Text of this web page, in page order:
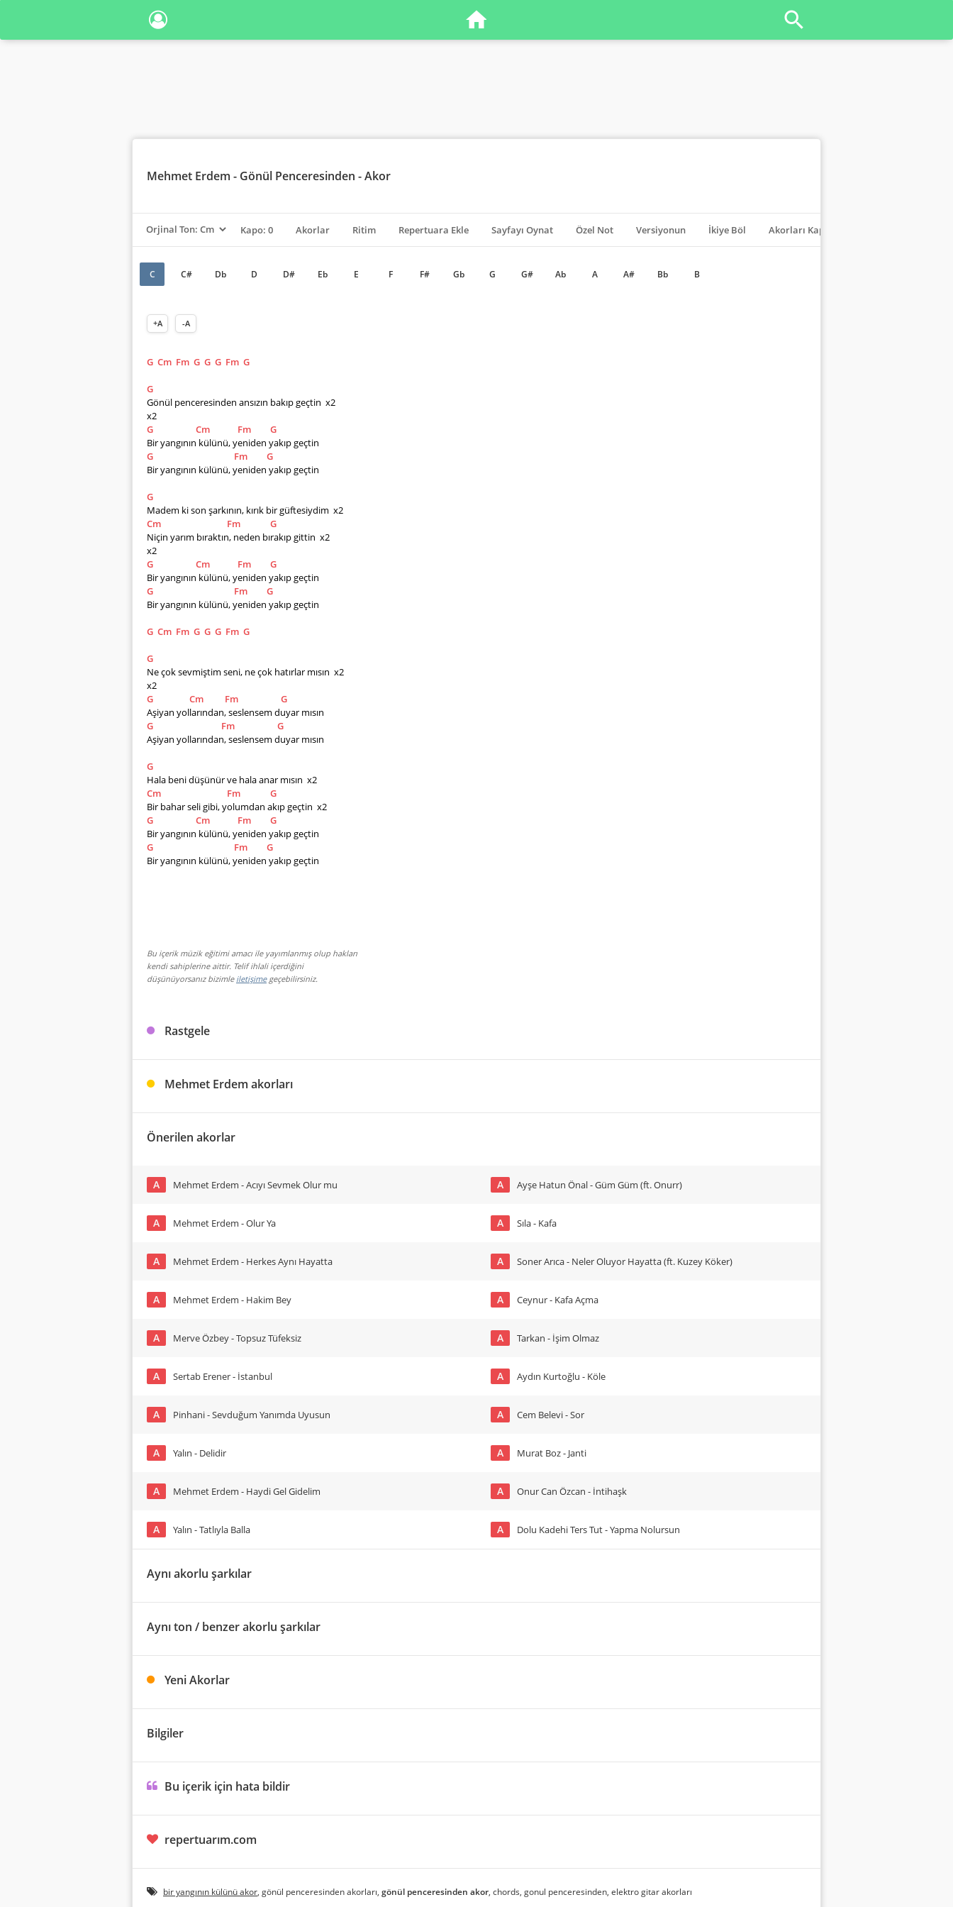
Mehmet Erdem - Gönül Penceresinden - Akor
Kapo: 0 Akorlar Ritim Repertuara Ekle Sayfayı Oynat Özel Not Versiyonun İkiye Böl Akorları Kapat
C C# Db D D# Eb E F F# Gb G G# Ab A A# Bb B
+A -A
G Cm Fm G G G Fm G
G
Gönül penceresinden ansızın bakıp geçtin  x2
x2
G
Cm Fm
G
Bir yangının külünü, yeniden yakıp geçtin
G
Fm
G
Bir yangının külünü, yeniden yakıp geçtin
G
Madem ki son şarkının, kırık bir güftesiydim  x2
Cm
Fm
G
Niçin yarım bıraktın, neden bırakıp gittin  x2
x2
G
Cm Fm
G
Bir yangının külünü, yeniden yakıp geçtin
G
Fm
G
Bir yangının külünü, yeniden yakıp geçtin
G Cm Fm G G G Fm G
G
Ne çok sevmiştim seni, ne çok hatırlar mısın  x2
x2
G
Cm Fm
G
Aşiyan yollarından, seslensem duyar mısın
G
Fm
G
Aşiyan yollarından, seslensem duyar mısın
G
Hala beni düşünür ve hala anar mısın  x2
Cm
Fm
G
Bir bahar seli gibi, yolumdan akıp geçtin  x2
G
Cm Fm
G
Bir yangının külünü, yeniden yakıp geçtin
G
Fm
G
Bir yangının külünü, yeniden yakıp geçtin
Bu içerik müzik eğitimi amacı ile yayımlanmış olup hakları
kendi sahiplerine aittir. Telif ihlali içerdiğini
düşünüyorsanız bizimle iletişimegeçebilirsiniz.
Rastgele
Mehmet Erdem akorları
Önerilen akorlar
A Mehmet Erdem - Acıyı Sevmek Olur mu
A Mehmet Erdem - Olur Ya
A Mehmet Erdem - Herkes Aynı Hayatta
A Mehmet Erdem - Hakim Bey
A Merve Özbey - Topsuz Tüfeksiz
A Sertab Erener - İstanbul
A Pinhani - Sevduğum Yanımda Uyusun
A Yalın - Delidir
A Mehmet Erdem - Haydi Gel Gidelim
A Yalın - Tatlıyla Balla
A Ayşe Hatun Önal - Güm Güm (ft. Onurr)
A Sıla - Kafa
A Soner Arıca - Neler Oluyor Hayatta (ft. Kuzey Köker)
A Ceynur - Kafa Açma
A Tarkan - İşim Olmaz
A Aydın Kurtoğlu - Köle
A Cem Belevi - Sor
A Murat Boz - Janti
A Onur Can Özcan - İntihaşk
A Dolu Kadehi Ters Tut - Yapma Nolursun
Aynı akorlu şarkılar
Aynı ton / benzer akorlu şarkılar
Yeni Akorlar
Bilgiler
Bu içerik için hata bildir
repertuarım.com
bir yangının külünü akor, gönül penceresinden akorları, gönül penceresinden akor, chords, gonul penceresinden, elektro gitar akorları